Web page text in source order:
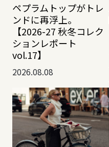
ペプラムトップがトレ
ンドに再浮上。
【2026-27 秋冬コレク
ションレポート
vol.17】
2026.08.08